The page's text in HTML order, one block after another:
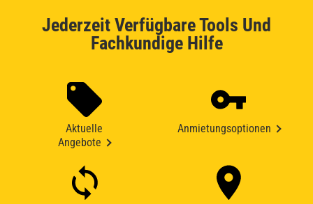
Jederzeit Verfügbare Tools Und
Fachkundige Hilfe
Aktuelle
Angebote
Anmietungsoptionen